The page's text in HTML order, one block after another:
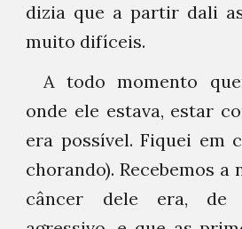
dizia que a partir dali
muito difíceis.
A todo momento
onde ele estava, estar
era possível. Fiquei em
chorando). Recebemos a
câncer dele era,